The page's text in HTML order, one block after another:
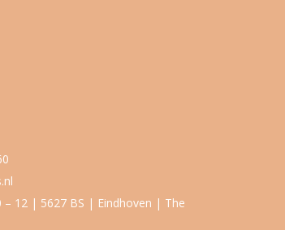
– 12 | 5627 BS | Eindhoven | The